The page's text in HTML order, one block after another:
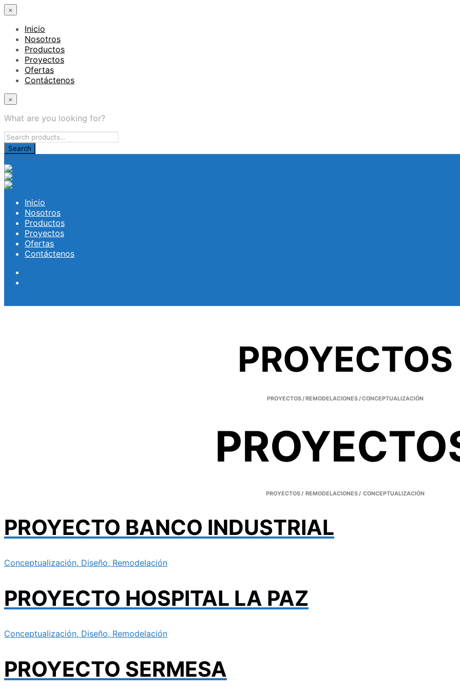
×
Inicio
Nosotros
Productos
Proyectos
Ofertas
Contáctenos
×
What are you looking for?
Inicio
Nosotros
Productos
Proyectos
Ofertas
Contáctenos
PROYECTOS
PROYECTOS / REMODELACIONES / CONCEPTUALIZACIÓN
PROYECTOS / REMODELACIONES / CONCEPTUALIZACIÓN
PROYECTO BANCO INDUSTRIAL
Conceptualización, Diseño, Remodelación
PROYECTO HOSPITAL LA PAZ
Conceptualización, Diseño, Remodelación
PROYECTO SERMESA